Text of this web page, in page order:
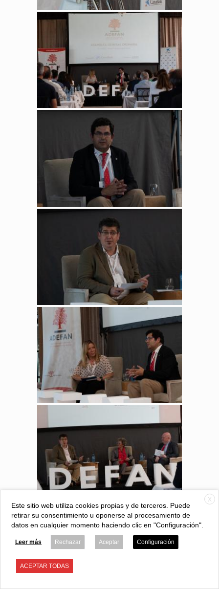
X
Este sitio web utiliza cookies propias y de terceros. Puede
retirar su consentimiento u oponerse al procesamiento de
datos en cualquier momento haciendo clic en "Configuración".
Leer más Rechazar Aceptar Configuración
ACEPTAR TODAS